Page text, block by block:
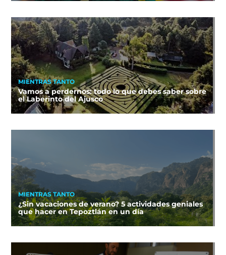
MIENTRAS TANTO
Vamos a perdernos: todo lo que debes saber sobre
el Laberinto del Ajusco
MIENTRAS TANTO
¿Sin vacaciones de verano? 5 actividades geniales
que hacer en Tepoztlán en un día